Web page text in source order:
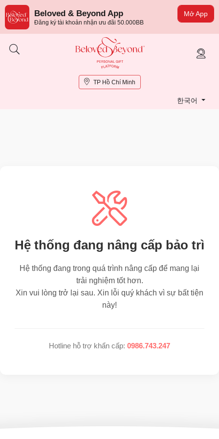
Mở App
Beloved & Beyond App
Đăng ký tài khoản nhận ưu đãi 50.000BB
TP Hồ Chí Minh
한국어
Hệ thống đang nâng cấp bảo trì
Hệ thống đang trong quá trình nâng cấp để mang lại
trải nghiệm tốt hơn.
Xin vui lòng trở lại sau. Xin lỗi quý khách vì sự bất tiện
này!
Hotline hỗ trợ khẩn cấp: 0986.743.247